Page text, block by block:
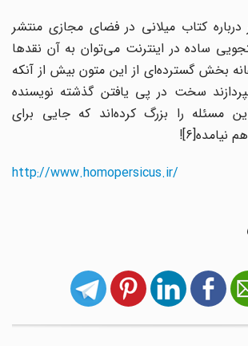
کتاب میلانی در فضای مجازی منتشر
ساده در اینترنت می‌توان به آن نقدها
بخش گسترده‌ای از این متون بیش از آنکه
سخت در پی یافتن گذشته نویسنده
مسئله را بزرگ کرده‌اند که جایی برای
http://www.homopersicus.ir/